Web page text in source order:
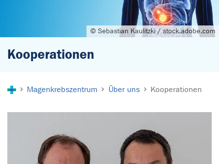
© Sebastian Kaulitzki / stock.adobe.com
Kooperationen
Magenkrebszentrum Über uns Kooperationen